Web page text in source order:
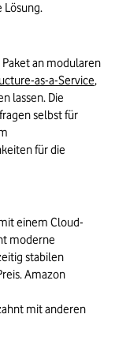
Lösung.
an modularen
as-a-Service
lassen. Die
selbst für
für die
einem Cloud-
moderne
stabilen
Amazon
mit anderen